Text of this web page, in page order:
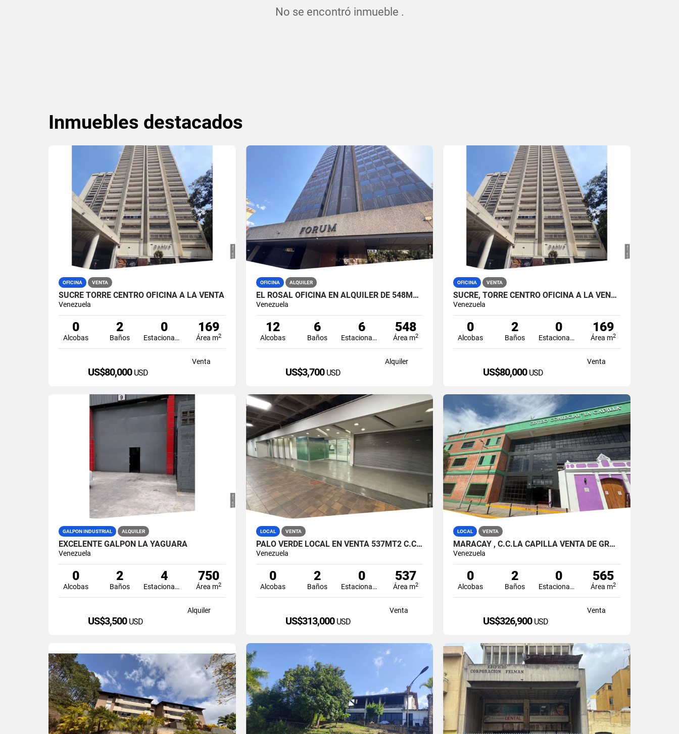
No se encontró inmueble .
Inmuebles destacados
OFICINA VENTA
SUCRE TORRE CENTRO OFICINA A LA VENTA
Venezuela
0
Alcobas
2
Baños
0
Estacionamiento
169
Área m2
Venta
US$80,000 USD
OFICINA ALQUILER
EL ROSAL OFICINA EN ALQUILER DE 548M2 PLANTA COMPLETA
Venezuela
12
Alcobas
6
Baños
6
Estacionamiento
548
Área m2
Alquiler
US$3,700 USD
OFICINA VENTA
SUCRE, TORRE CENTRO OFICINA A LA VENTA
Venezuela
0
Alcobas
2
Baños
0
Estacionamiento
169
Área m2
Venta
US$80,000 USD
GALPON INDUSTRIAL ALQUILER
EXCELENTE GALPÓN LA YAGUARA
Venezuela
0
Alcobas
2
Baños
4
Estacionamiento
750
Área m2
Alquiler
US$3,500 USD
LOCAL VENTA
PALO VERDE LOCAL EN VENTA 537MT2 C.C.PALO VERDE
Venezuela
0
Alcobas
2
Baños
0
Estacionamiento
537
Área m2
Venta
US$313,000 USD
LOCAL VENTA
MARACAY , C.C.LA CAPILLA VENTA DE GRAN LOCAL EN PLANTA BAJA 565MT2
Venezuela
0
Alcobas
2
Baños
0
Estacionamiento
565
Área m2
Venta
US$326,900 USD